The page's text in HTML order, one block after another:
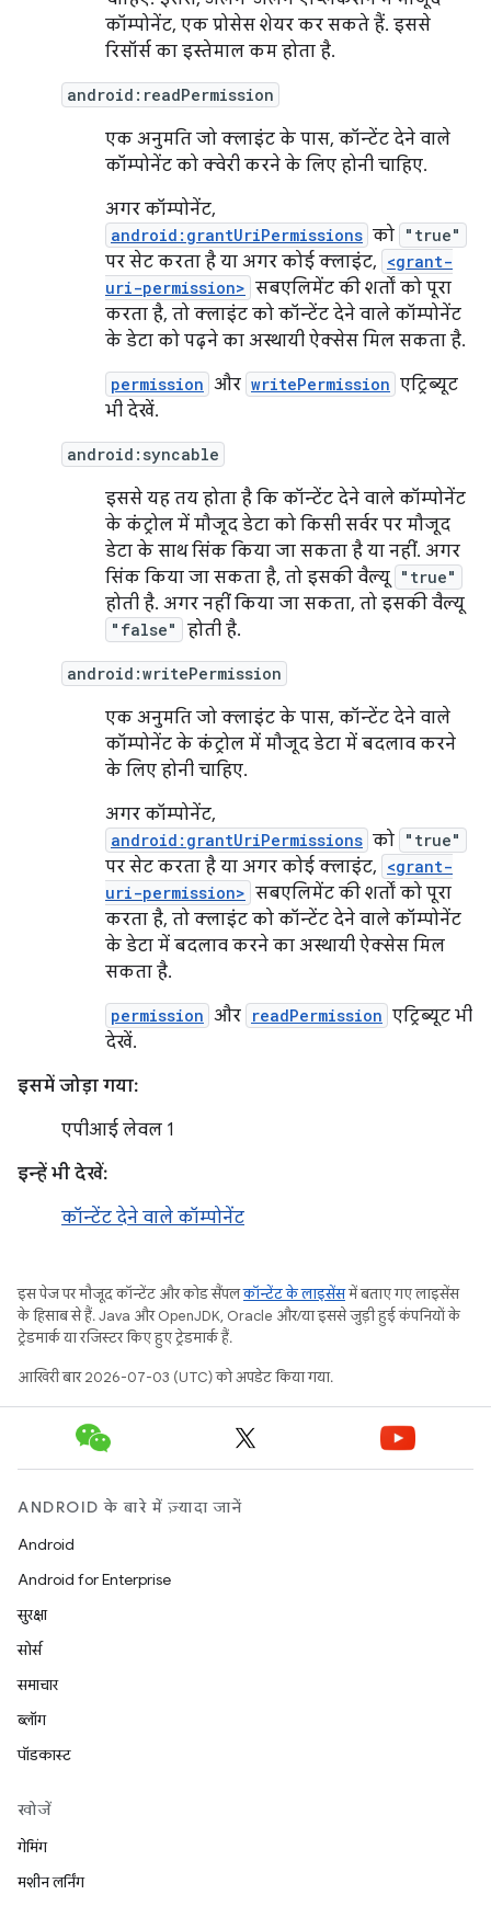
कॉम्पोनेंट, एक प्रोसेस शेयर कर सकते हैं. इससे
रिसॉर्स का इस्तेमाल कम होता है.
android:readPermission
एक अनुमति जो क्लाइंट के पास, कॉन्टेंट देने वाले
कॉम्पोनेंट को क्वेरी करने के लिए होनी चाहिए.
अगर कॉम्पोनेंट,
android:grantUriPermissions को "true"
पर सेट करता है या अगर कोई क्लाइंट, <grant-
uri-permission> सबएलिमेंट की शर्तों को पूरा
करता है, तो क्लाइंट को कॉन्टेंट देने वाले कॉम्पोनेंट
के डेटा को पढ़ने का अस्थायी ऐक्सेस मिल सकता है.
permission और writePermission एट्रिब्यूट
भी देखें.
android:syncable
इससे यह तय होता है कि कॉन्टेंट देने वाले कॉम्पोनेंट
के कंट्रोल में मौजूद डेटा को किसी सर्वर पर मौजूद
डेटा के साथ सिंक किया जा सकता है या नहीं. अगर
सिंक किया जा सकता है, तो इसकी वैल्यू "true"
होती है. अगर नहीं किया जा सकता, तो इसकी वैल्यू
"false" होती है.
android:writePermission
एक अनुमति जो क्लाइंट के पास, कॉन्टेंट देने वाले
कॉम्पोनेंट के कंट्रोल में मौजूद डेटा में बदलाव करने
के लिए होनी चाहिए.
अगर कॉम्पोनेंट,
android:grantUriPermissions को "true"
पर सेट करता है या अगर कोई क्लाइंट, <grant-
uri-permission> सबएलिमेंट की शर्तों को पूरा
करता है, तो क्लाइंट को कॉन्टेंट देने वाले कॉम्पोनेंट
के डेटा में बदलाव करने का अस्थायी ऐक्सेस मिल
सकता है.
permission और readPermission एट्रिब्यूट भी
देखें.
इसमें जोड़ा गया:
एपीआई लेवल 1
इन्हें भी देखें:
कॉन्टेंट देने वाले कॉम्पोनेंट
इस पेज पर मौजूद कॉन्टेंट और कोड सैंपलकॉन्टेंट के लाइसेंसमें बताए गए लाइसेंस
के हिसाब से हैं. Java और OpenJDK, Oracle और/या इससे जुड़ी हुई कंपनियों के
ट्रेडमार्क या रजिस्टर किए हुए ट्रेडमार्क हैं.
आखिरी बार 2026-07-03 (UTC) को अपडेट किया गया.
ANDROID के बारे में ज़्यादा जानें
Android
Android for Enterprise
सुरक्षा
सोर्स
समाचार
ब्लॉग
पॉडकास्ट
खोजें
गेमिंग
मशीन लर्निंग